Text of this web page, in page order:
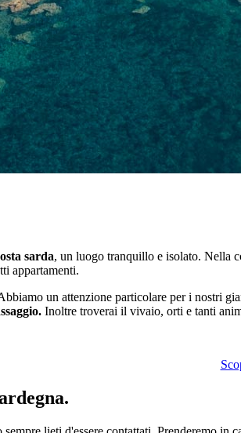
sarda, un luogo tranquillo e isolato. Nella
appartamenti.
un attenzione particolare per i nostri
Inoltre troverai il vivaio, orti e tanti